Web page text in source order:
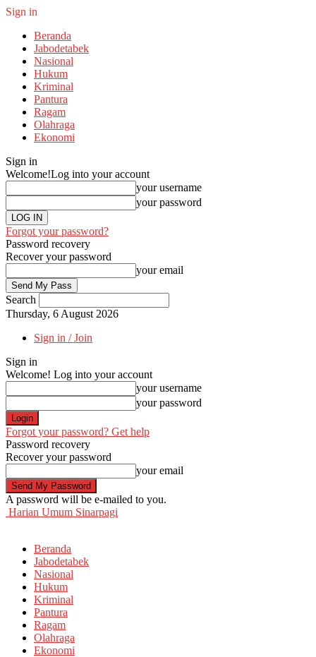
Sign in
Beranda
Jabodetabek
Nasional
Hukum
Kriminal
Pantura
Ragam
Olahraga
Ekonomi
Sign in
Welcome!Log into your account
your username
your password
Forgot your password?
Password recovery
Recover your password
your email
Search
Thursday, 6 August 2026
Sign in / Join
Sign in
Welcome! Log into your account
your username
your password
Forgot your password? Get help
Password recovery
Recover your password
your email
A password will be e-mailed to you.
Harian Umum Sinarpagi
Beranda
Jabodetabek
Nasional
Hukum
Kriminal
Pantura
Ragam
Olahraga
Ekonomi